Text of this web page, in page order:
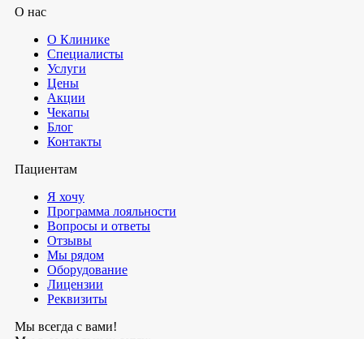
О нас
О Клинике
Специалисты
Услуги
Цены
Акции
Чекапы
Блог
Контакты
Пациентам
Я хочу
Программа лояльности
Вопросы и ответы
Отзывы
Мы рядом
Оборудование
Лицензии
Реквизиты
Мы всегда с вами!